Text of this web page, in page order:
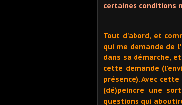
certaines conditions
Tout d'abord, et
qui me demande de
dans sa démarche,
cette demande
présence). Avec
(dé)peindre une
questions qui